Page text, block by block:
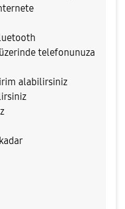
telefonunuza
alabilirsiniz